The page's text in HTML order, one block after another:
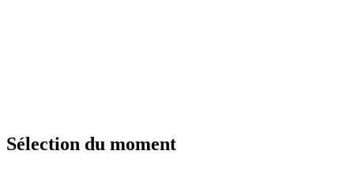
Sélection du moment